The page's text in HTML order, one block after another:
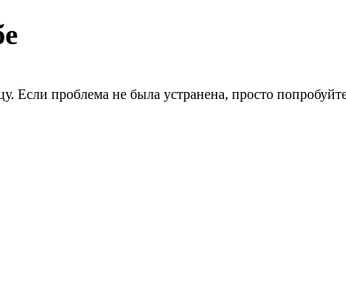
Если проблема не была устранена, просто